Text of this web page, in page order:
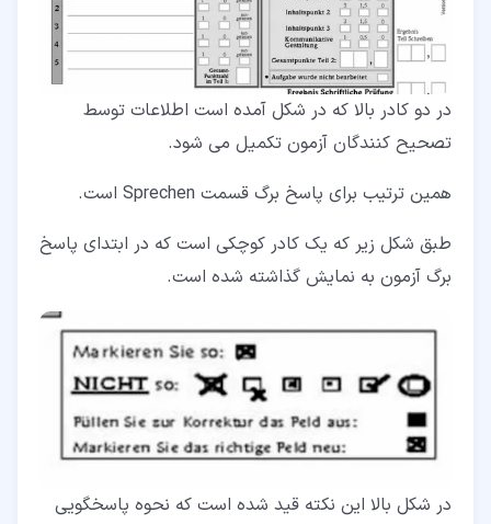
در دو کادر بالا که در شکل آمده است اطلاعات توسط
تصحیح کنندگان آزمون تکمیل می شود.
همین ترتیب برای پاسخ برگ قسمت Sprechen است.
طبق شکل زیر که یک کادر کوچکی است که در ابتدای پاسخ
برگ آزمون به نمایش گذاشته شده است.
در شکل بالا این نکته قید شده است که نحوه پاسخگویی